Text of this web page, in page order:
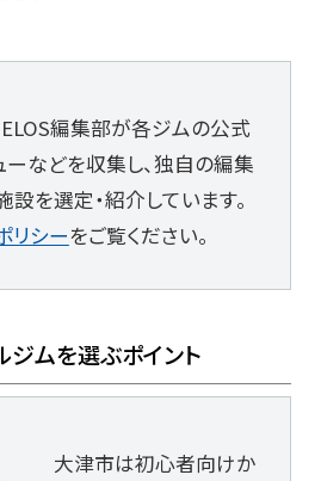
編集部が各ジムの公式
ーなどを収集し、独自の編集
を選定・紹介しています。
リシーをご覧ください。
ムを選ぶポイント
大津市は初心者向けか